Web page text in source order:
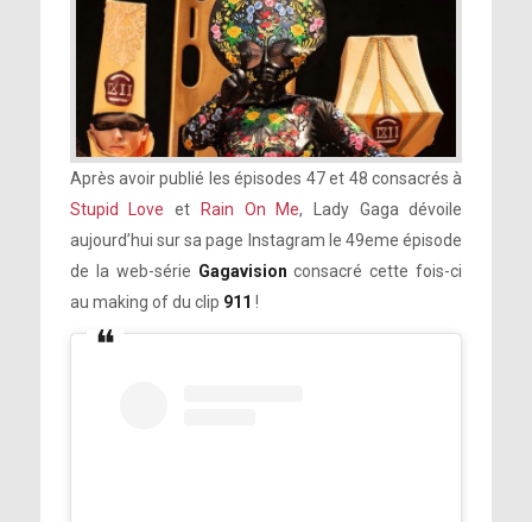
Après avoir publié les épisodes 47 et 48 consacrés à
Stupid Love et Rain On Me, Lady Gaga dévoile
aujourd’hui sur sa page Instagram le 49eme épisode
de la web-série Gagavision consacré cette fois-ci
au making of du clip 911 !